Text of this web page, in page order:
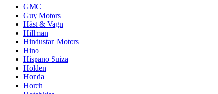
GMC
Guy Motors
Häst & Vagn
Hillman
Hindustan Motors
Hino
Hispano Suiza
Holden
Honda
Horch